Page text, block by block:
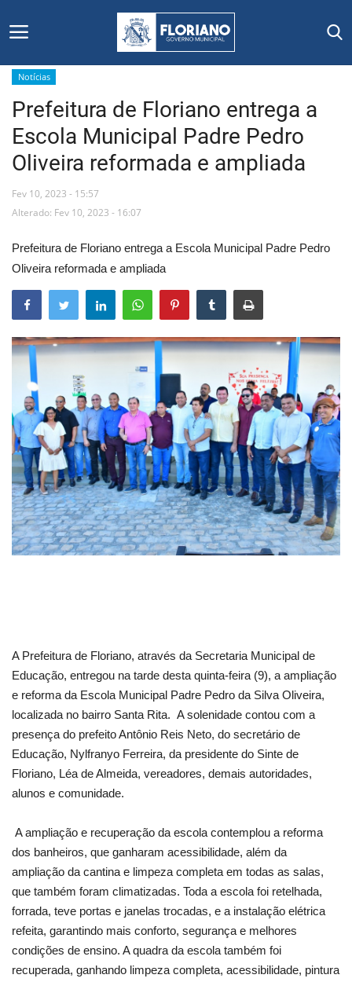
Início
Editais
Floriano
Mural de Licitações
Notícias
Vídeos
Webmail
Contato
Notícias
Prefeitura de Floriano entrega a
Escola Municipal Padre Pedro
Oliveira reformada e ampliada
Fev 10, 2023 - 15:57
Alterado: Fev 10, 2023 - 16:07
Prefeitura de Floriano entrega a Escola Municipal Padre Pedro
Oliveira reformada e ampliada
A Prefeitura de Floriano, através da Secretaria Municipal de
Educação, entregou na tarde desta quinta-feira (9), a ampliação
e reforma da Escola Municipal Padre Pedro da Silva Oliveira,
localizada no bairro Santa Rita. A solenidade contou com a
presença do prefeito Antônio Reis Neto, do secretário de
Educação, Nylfranyo Ferreira, da presidente do Sinte de
Floriano, Léa de Almeida, vereadores, demais autoridades,
alunos e comunidade.
A ampliação e recuperação da escola contemplou a reforma
dos banheiros, que ganharam acessibilidade, além da
ampliação da cantina e limpeza completa em todas as salas,
que também foram climatizadas. Toda a escola foi retelhada,
forrada, teve portas e janelas trocadas, e a instalação elétrica
refeita, garantindo mais conforto, segurança e melhores
condições de ensino. A quadra da escola também foi
recuperada, ganhando limpeza completa, acessibilidade, pintura